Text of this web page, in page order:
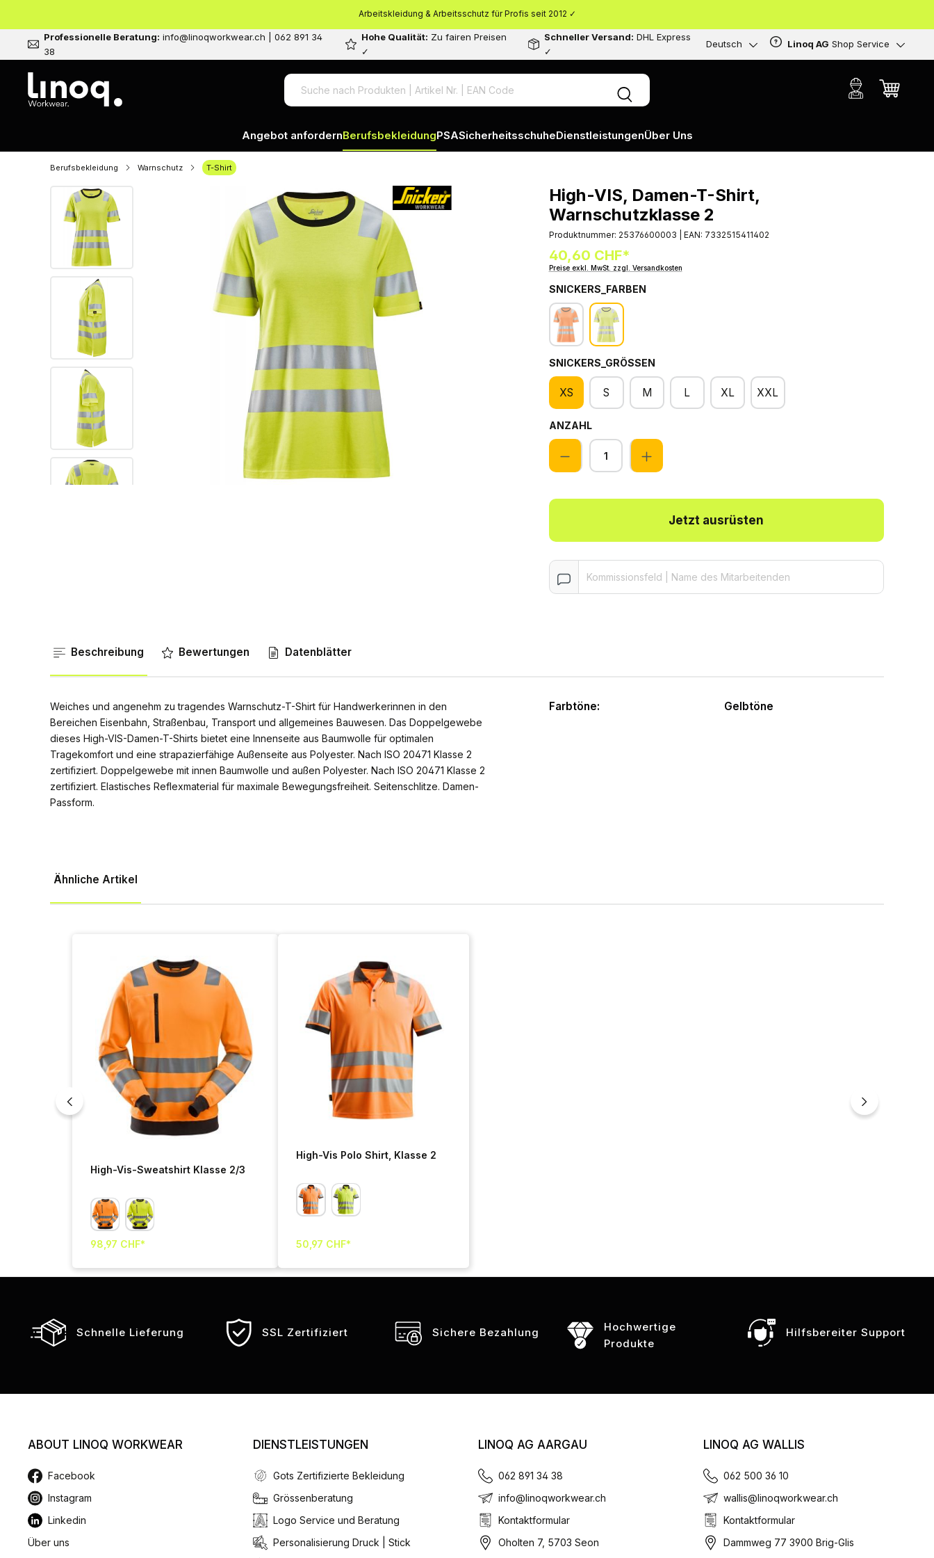
Arbeitskleidung & Arbeitsschutz für Profis seit 2012 ✓
Professionelle Beratung: info@linoqworkwear.ch | 062 891 34
38
Hohe Qualität: Zu fairen Preisen
✓
Schneller Versand: DHL Express
✓
Deutsch Linoq AG Shop Service
Angebot anfordernBerufsbekleidungPSASicherheitsschuheDienstleistungenÜber Uns
Berufsbekleidung Warnschutz T-Shirt
High-VIS, Damen-T-Shirt,
Warnschutzklasse 2
Produktnummer: 25376600003 EAN: 7332515411402
40,60 CHF*
Preise exkl. MwSt. zzgl. Versandkosten
SNICKERS_FARBEN
SNICKERS_GRÖSSEN
XS S M L XL XXL
ANZAHL
Anzahl
Jetzt ausrüsten
Beschreibung Bewertungen Datenblätter
Weiches und angenehm zu tragendes Warnschutz-T-Shirt für Handwerkerinnen in den
Bereichen Eisenbahn, Straßenbau, Transport und allgemeines Bauwesen. Das Doppelgewebe
dieses High-VIS-Damen-T-Shirts bietet eine Innenseite aus Baumwolle für optimalen
Tragekomfort und eine strapazierfähige Außenseite aus Polyester. Nach ISO 20471 Klasse 2
zertifiziert. Doppelgewebe mit innen Baumwolle und außen Polyester. Nach ISO 20471 Klasse 2
zertifiziert. Elastisches Reflexmaterial für maximale Bewegungsfreiheit. Seitenschlitze. Damen-
Passform.
Farbtöne: Gelbtöne
Ähnliche Artikel
High-Vis-Sweatshirt Klasse 2/3
98,97 CHF*
Jetzt ausrüsten
High-Vis Polo Shirt, Klasse 2
50,97 CHF*
Jetzt ausrüsten
Schnelle Lieferung SSL Zertifiziert Sichere Bezahlung
Hochwertige
Produkte
Hilfsbereiter Support
ABOUT LINOQ WORKWEAR
Facebook
Instagram
Linkedin
Über uns
DIENSTLEISTUNGEN
Gots Zertifizierte Bekleidung
Grössenberatung
Logo Service und Beratung
Personalisierung Druck | Stick
LINOQ AG AARGAU
062 891 34 38
info@linoqworkwear.ch
Kontaktformular
Oholten 7, 5703 Seon
LINOQ AG WALLIS
062 500 36 10
wallis@linoqworkwear.ch
Kontaktformular
Dammweg 77 3900 Brig-Glis